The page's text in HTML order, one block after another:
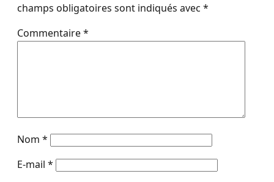
champs obligatoires sont indiqués avec *
Commentaire*
Nom *
E-mail *